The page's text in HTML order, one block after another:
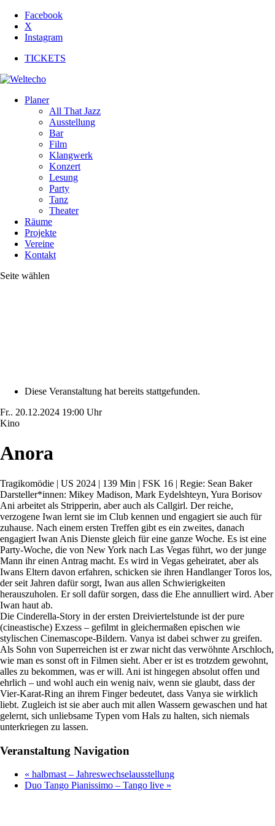
Facebook
X
Instagram
TICKETS
Planer
All That Jazz
Ausstellung
Bar
Film
Klangwerk
Konzert
Lesung
Party
Tanz
Theater
Räume
Projekte
Vereine
Kontakt
Seite wählen
Diese Veranstaltung hat bereits stattgefunden.
Fr.. 20.12.2024 19:00 Uhr
Kino
Anora
Tragikomödie | US 2024 | 139 Min | FSK 16 | Regie: Sean Baker
Darsteller*innen: Mikey Madison, Mark Eydelshteyn, Yura Borisov
Ani arbeitet als Stripperin, aber auch als Callgirl. Der reiche,
verzogene Iwan lernt sie im Club kennen und engagiert sie auch für
zuhause. Nach einem ersten Treffen gibt es ein zweites, danach
engagiert Iwan Anis Dienste gleich für eine ganze Woche. Es ist eine
Party-Woche, die von New York nach Las Vegas führt, wo der junge
Mann ihr einen Antrag macht. Es wird in Vegas geheiratet, aber als
Iwans Eltern davon erfahren, schicken sie ihren Handlanger Toros los,
der seit Jahren dafür sorgt, Iwan aus allen Schwierigkeiten
herauszuholen. Er soll dafür sorgen, dass die Ehe annulliert wird. Aber
Iwan haut ab.
Die Cinderella-Story in der ersten Dreiviertelstunde ist der pure
(cineastische) Exzess – gefilmt in gleichermaßen epischen wie
stylischen Cinemascope-Bildern. Vanya ist dabei schwer zu greifen.
Als Sohn von Superreichen ist er zwar nicht das verwöhnte Arschloch,
wie man es sonst oft in Filmen sieht. Aber er ist es trotzdem gewohnt,
alles zu bekommen, was er will. Ani ist hingegen absolut offen und
ehrlich – und wohl auch ein wenig naiv, wenn sie glaubt, dass der
Vier-Karat-Ring an ihrem Finger bedeutet, dass Vanya sie wirklich
liebt. Zugleich ist sie aber auch mit allen Wassern gewaschen und hat
gelernt, sich unliebsame Typen vom Hals zu halten, sich niemals
unterkriegen zu lassen.
Veranstaltung Navigation
« halbmast – Jahreswechselausstellung
Duo Tango Pianissimo – Tango live »